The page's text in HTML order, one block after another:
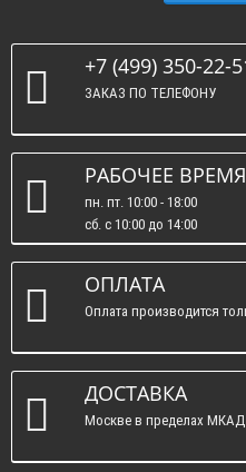
+7 (499) 350-22-
ЗАКАЗ ПО ТЕЛЕФОНУ
РАБОЧЕЕ ВРЕМЯ
пн. пт. 10:00 - 18:00
сб. c 10:00 до 14:00
вс. : выходные.
ОПЛАТА
Оплата производится
ДОСТАВКА
Москве в пределах МКАД